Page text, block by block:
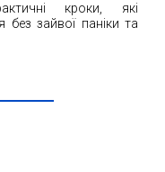
кроки, які
без зайвої паніки та